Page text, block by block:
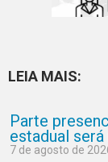
LEIA MAIS:
Parte
estadual
7 de agosto de